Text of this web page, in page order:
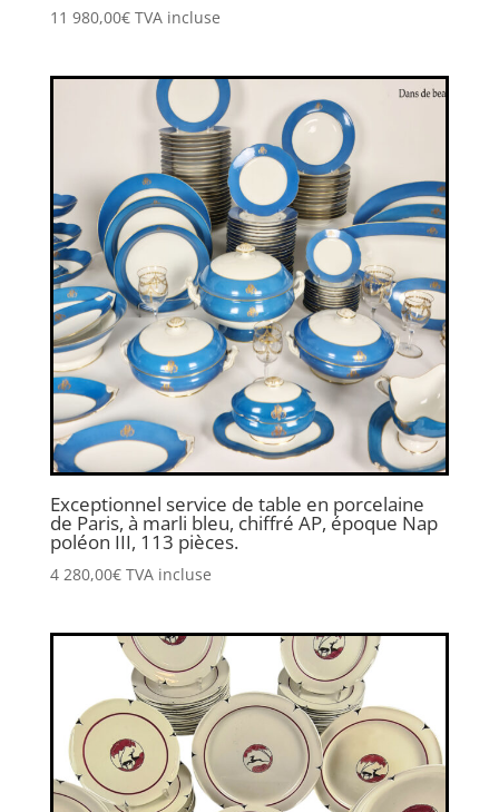
11 980,00€ TVA incluse
Exceptionnel service de table en porcelaine
de Paris, à marli bleu, chiffré AP, époque Nap
poléon III, 113 pièces.
4 280,00€ TVA incluse